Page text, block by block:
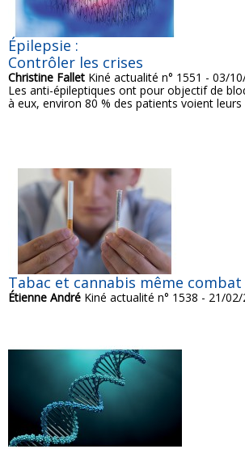
Épilepsie :
Contrôler les crises
Christine Fallet Kiné actualité n° 1551 - 03/
Les anti-épileptiques ont pour objectif de
à eux, environ 80 % des patients voient
Tabac et cannabis même combat
Étienne André Kiné actualité n° 1538 - 21/02/